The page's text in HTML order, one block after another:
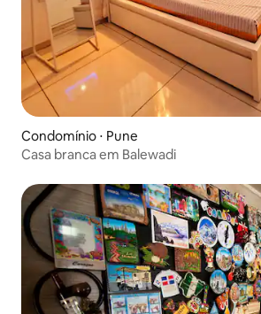
Condomínio ⋅ Pune
Casa branca em Balewadi